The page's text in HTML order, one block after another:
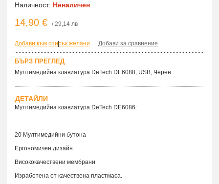
Наличност: Неналичен
14,90 € / 29,14 лв
Добави към списък желани
| Добави за сравнение
БЪРЗ ПРЕГЛЕД
Мултимедийна клавиатура DeTech DE6088, USB, Черен
ДЕТАЙЛИ
Мултимедийна клавиатура DeTech DE6086:
20 Мултимедийни бутона
Ергономичен дизайн
Висококачествени мембрани
Изработена от качествена пластмаса.